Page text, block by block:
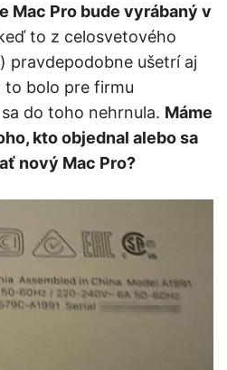
Mac Pro bude vyrábaný v
to z celosvetového
pravdepodobne ušetrí aj
to bolo pre firmu
do toho nehrnula. Máme
kto objednal alebo sa
nový Mac Pro?